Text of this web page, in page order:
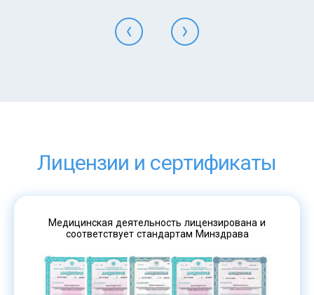
Лицензии и сертификаты
Медицинская деятельность лицензирована и
соответствует стандартам Минздрава